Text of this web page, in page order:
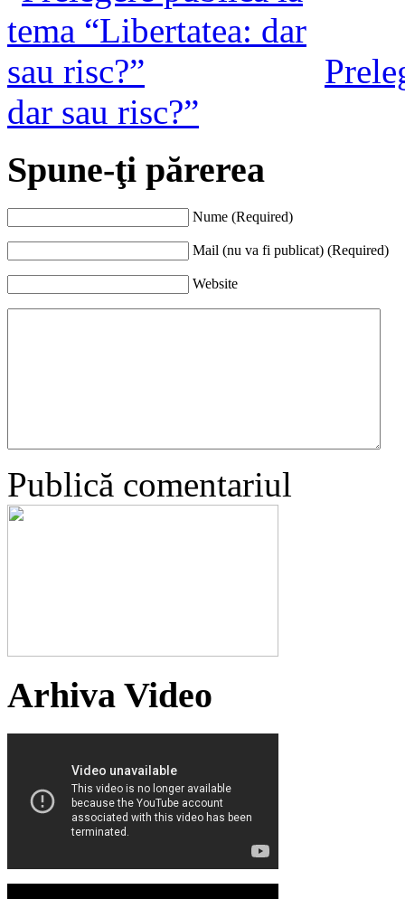
dar sau risc?”
Spune-ţi părerea
Nume (Required)
Mail (nu va fi publicat) (Required)
Website
Publică comentariul
Arhiva Video